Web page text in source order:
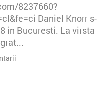
8237660?
Daniel Knorr s-
in Bucuresti. La virsta